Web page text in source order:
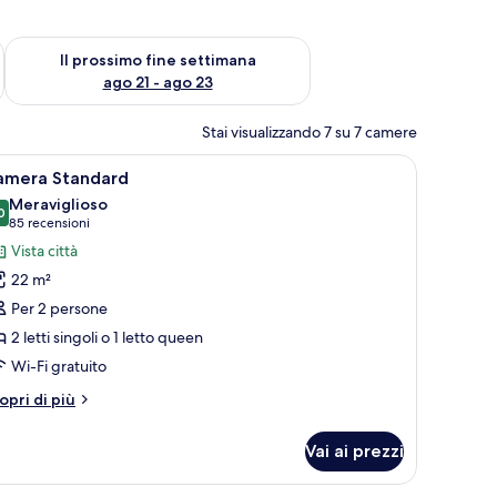
ago 14 - ago 16
Il prossimo fine settimana
ago 21 - ago 23
Verifica la disponibilità per il prossimo fine settimana, ago 21
Stai visualizzando 7 su 7 camere
letto, comodino, scrivania, sedia e un piccolo angolo cottura.
Una camera d'albergo moderna con un
20 Standard
su 10
Meraviglioso
85 recensioni
(85
recensioni)
Vista città
22 m²
Per 2 persone
2 letti singoli o 1 letto queen
Wi-Fi gratuito
di più
Vai ai prezzi